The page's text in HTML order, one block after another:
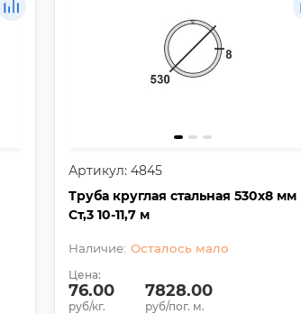
Артикул: 4845
Труба круглая стальная 530х8 мм
Ст,3 10-11,7 м
Осталось мало
Цена:
76.00
руб/кг.
7828.00
руб/пог. м.